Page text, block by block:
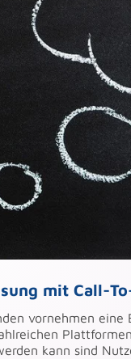
mit Call-
vornehmen
kann sind